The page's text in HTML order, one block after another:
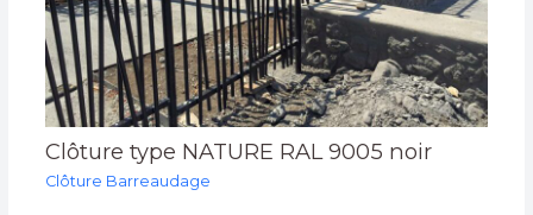
Clôture type NATURE RAL 9005 noir
Clôture Barreaudage